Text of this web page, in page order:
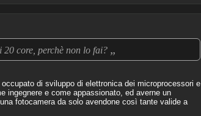
20 core, perchè non lo fai? „
di sviluppo di elettronica dei microprocessori e
ingegnere e come appassionato, ed averne un
fotocamera da solo avendone così tante valide a